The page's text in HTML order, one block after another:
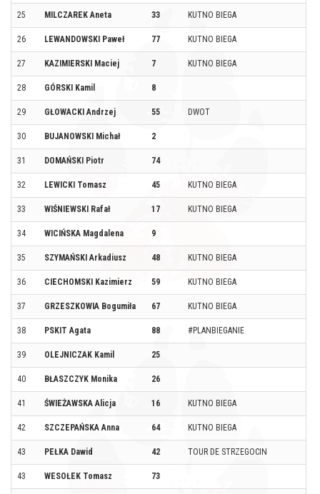
25 MILCZAREK Aneta 33 KUTNO BIEGA
26 LEWANDOWSKI Paweł 77 KUTNO BIEGA
27 KAZIMIERSKI Maciej 7 KUTNO BIEGA
28 GÓRSKI Kamil 8
29 GŁOWACKI Andrzej 55 DWOT
30 BUJANOWSKI Michał 2
31 DOMAŃSKI Piotr 74
32 LEWICKI Tomasz 45 KUTNO BIEGA
33 WIŚNIEWSKI Rafał 17 KUTNO BIEGA
34 WICIŃSKA Magdalena 9
35 SZYMAŃSKI Arkadiusz 48 KUTNO BIEGA
36 CIECHOMSKI Kazimierz 59 KUTNO BIEGA
37 GRZESZKOWIA Bogumiła 67 KUTNO BIEGA
38 PSKIT Agata 88 #PLANBIEGANIE
39 OLEJNICZAK Kamil 25
40 BŁASZCZYK Monika 26
41 ŚWIEŻAWSKA Alicja 16 KUTNO BIEGA
42 SZCZEPAŃSKA Anna 64 KUTNO BIEGA
43 PEŁKA Dawid 42 TOUR DE STRZEGOCIN
43 WESOŁEK Tomasz 73